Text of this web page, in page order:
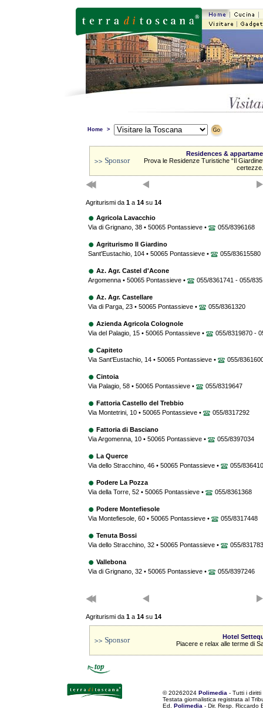
Home >
Residences &
Prova le Residenze Turistiche “Il
certezze.
Agriturismi da 1a 14su 14
Agricola Lavacchio
Via di Grignano, 38 • 50065 Pontassieve •
055/8396168
Agriturismo Il Giardino
Sant'Eustachio, 104 • 50065 Pontassieve •
055/83615580
Az. Agr. Castel d'Acone
Argomenna • 50065 Pontassieve •
055/8361741 - 055/
Az. Agr. Castellare
Via di Parga, 23 • 50065 Pontassieve •
055/8361320
Azienda Agricola Colognole
Via del Palagio, 15 • 50065 Pontassieve •
055/8319870 -
Capiteto
Via Sant'Eustachio, 14 • 50065 Pontassieve •
055/
Cintoia
Via Palagio, 58 • 50065 Pontassieve •
055/8319647
Fattoria Castello del Trebbio
Via Montetrini, 10 • 50065 Pontassieve •
055/8317292
Fattoria di Basciano
Via Argomenna, 10 • 50065 Pontassieve •
055/8397034
La Querce
Via dello Stracchino, 46 • 50065 Pontassieve •
055/
Podere La Pozza
Via della Torre, 52 • 50065 Pontassieve •
055/8361368
Podere Montefiesole
Via Montefiesole, 60 • 50065 Pontassieve •
055/8317448
Tenuta Bossi
Via dello Stracchino, 32 • 50065 Pontassieve •
055/
Vallebona
Via di Grignano, 32 • 50065 Pontassieve •
055/8397246
Agriturismi da 1a 14su 14
Hotel
Piacere e relax alle terme di
©20262024 Polimedia - Tutti i diritti
Testata giornalistica registrata al
Ed. Polimedia - Dir. Resp. Riccardo